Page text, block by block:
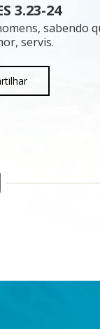
3.23-24
sabendo
servis.